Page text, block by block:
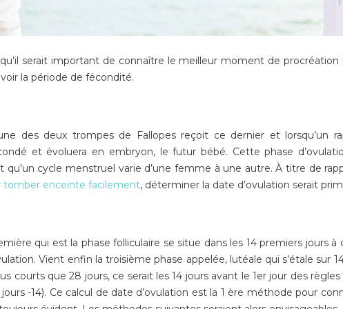
serait important de connaître le meilleur moment de
la période de fécondité.
des deux trompes de Fallopes reçoit ce dernier et lorsqu’un
et évoluera en embryon, le futur bébé. Cette phase
cycle menstruel varie d’une femme à une autre. À titre de
tomber enceinte facilement, déterminer la date d’ovulation serait
qui est la phase folliculaire se situe dans les 14 premiers jours
Vient enfin la troisième phase appelée, lutéale qui s’étale sur
courts que 28 jours, ce serait les 14 jours avant le 1er jour des
-14). Ce calcul de date d’ovulation est la 1 ère méthode pour